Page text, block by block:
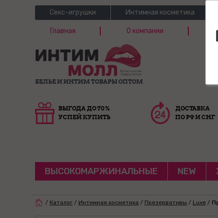
Секс-игрушки Интимная косметика
Главная О компании
БЕЛЬЕ И ИНТИМ ТОВАРЫ ОПТОМ
ВЫГОДА ДО 70%
УСПЕЙ КУПИТЬ
ДОСТАВКА
ПО РФ И СНГ
ВЫСОКОМАРЖИНАЛЬНЫЕ NEW
/ Каталог / Интимная косметика / Презервативы / Luxe /